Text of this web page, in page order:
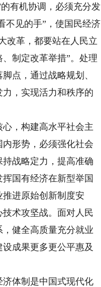
有机协调，必须充分发
不见的手”，使国民经济
改革，都要站在人民立
制定改革举措”。处理
点，通过战略规划、
，实现活力和秩序的
，构建高水平社会主
形势，必须强化社会
战略定力，提高准确
国有经济在新型举国
进原始创新制度安
术攻坚战。面对人民
健全高质量充分就业
成果更多更公平惠及
体制是中国式现代化